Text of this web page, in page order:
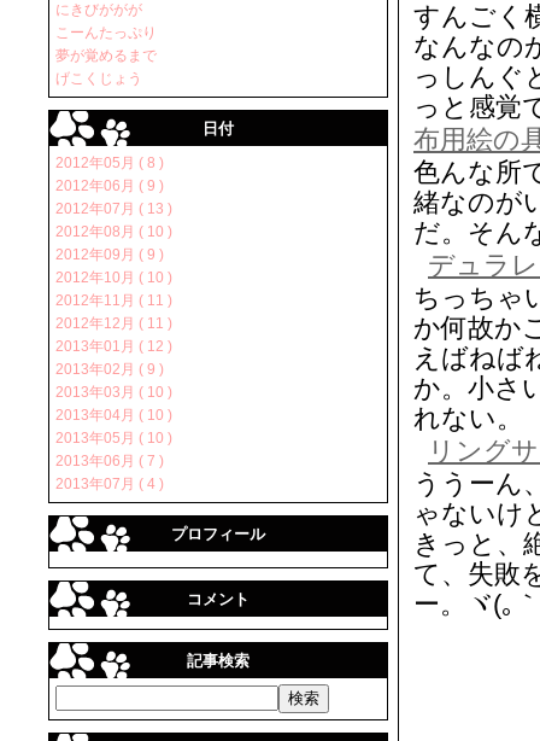
すんごく
なんなの
っしんぐ
っと感覚
布用絵の
色んな所
緒なのが
だ。そん
デュラ
ちっちゃ
か何故か
えばねば
か。小さ
れない。
リング
ううーん
ゃないけ
きっと、
て、失敗
ー。ヾ(｡
にきびががが
こーんたっぷり
夢が覚めるまで
げこくじょう
日付
2012年05月 ( 8 )
2012年06月 ( 9 )
2012年07月 ( 13 )
2012年08月 ( 10 )
2012年09月 ( 9 )
2012年10月 ( 10 )
2012年11月 ( 11 )
2012年12月 ( 11 )
2013年01月 ( 12 )
2013年02月 ( 9 )
2013年03月 ( 10 )
2013年04月 ( 10 )
2013年05月 ( 10 )
2013年06月 ( 7 )
2013年07月 ( 4 )
プロフィール
コメント
記事検索